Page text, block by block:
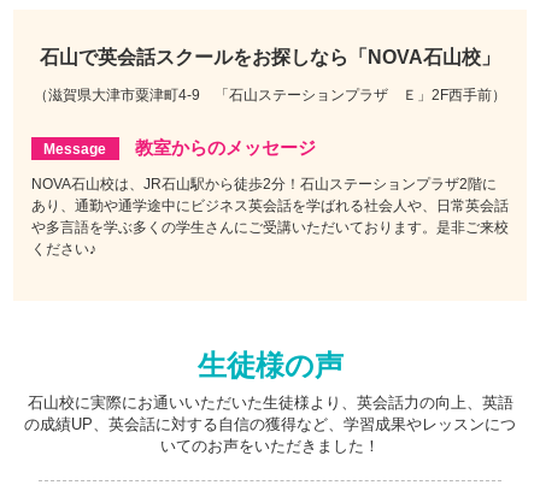
石山で英会話スクールをお探しなら 「NOVA石山校」
（滋賀県大津市粟津町4-9 「石山ステーションプラザ Ｅ」2F西手前）
教室からのメッセージ
NOVA石山校は、JR石山駅から徒歩2分！石山ステーションプラザ2階に
あり、通勤や通学途中にビジネス英会話を学ばれる社会人や、日常英会話
や多言語を学ぶ多くの学生さんにご受講いただいております。是非ご来校
ください♪
生徒様の声
石山校に実際にお通いいただいた生徒様より、英会話力の向上、英語
の成績UP、英会話に対する自信の獲得など、学習成果やレッスンにつ
いてのお声をいただきました！